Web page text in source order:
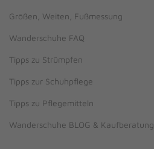
Größen, Weiten, Fußmessung
Wanderschuhe FAQ
Tipps zu Strümpfen
Tipps zur Schuhpflege
Tipps zu Pflegemitteln
Wanderschuhe BLOG & Kaufberatung